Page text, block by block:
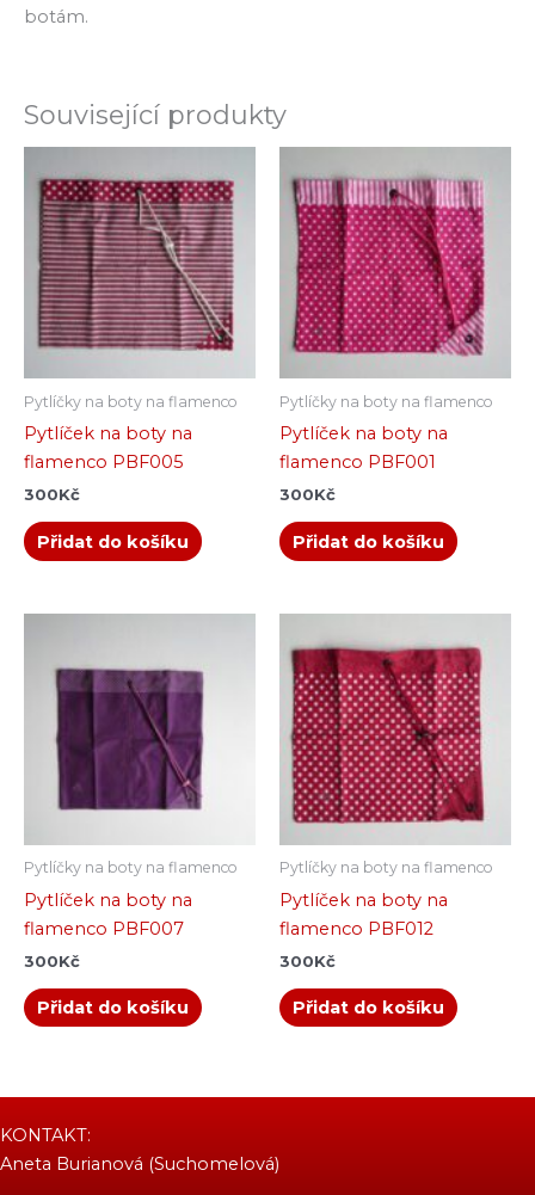
botám.
Související produkty
Pytlíčky na boty na flamenco
Pytlíček na boty na
flamenco PBF005
300Kč
Přidat do košíku
Pytlíčky na boty na flamenco
Pytlíček na boty na
flamenco PBF001
300Kč
Přidat do košíku
Pytlíčky na boty na flamenco
Pytlíček na boty na
flamenco PBF007
300Kč
Přidat do košíku
Pytlíčky na boty na flamenco
Pytlíček na boty na
flamenco PBF012
300Kč
Přidat do košíku
KONTAKT:
Aneta Burianová (Suchomelová)